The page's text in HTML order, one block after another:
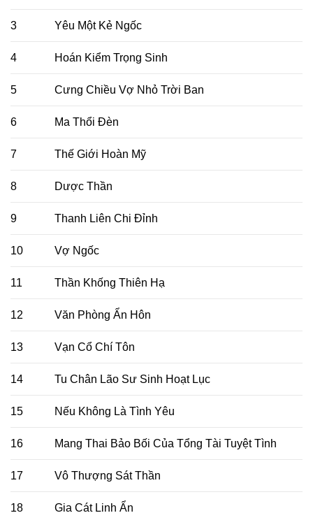
3 Yêu Một Kẻ Ngốc
4 Hoán Kiểm Trọng Sinh
5 Cưng Chiều Vợ Nhỏ Trời Ban
6 Ma Thổi Đèn
7 Thế Giới Hoàn Mỹ
8 Dược Thần
9 Thanh Liên Chi Đỉnh
10 Vợ Ngốc
11 Thần Khống Thiên Hạ
12 Văn Phòng Ẩn Hôn
13 Vạn Cổ Chí Tôn
14 Tu Chân Lão Sư Sinh Hoạt Lục
15 Nếu Không Là Tình Yêu
16 Mang Thai Bảo Bối Của Tổng Tài Tuyệt Tình
17 Vô Thượng Sát Thần
18 Gia Cát Linh Ẩn